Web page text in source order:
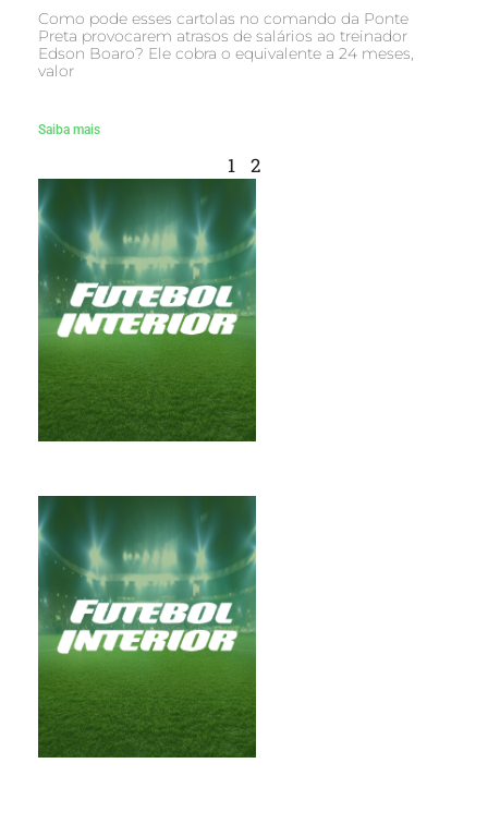
Como pode esses cartolas no comando da Ponte
Preta provocarem atrasos de salários ao treinador
Edson Boaro? Ele cobra o equivalente a 24 meses,
valor
Saiba mais
1 2